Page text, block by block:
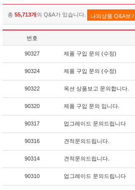
총 55,713개의 Q&A가 있습니다. 나의상품 Q&A보
번호
90327 제품 구입 문의 (수정)
90324 제품 구입 문의 (수정)
90322 옥션 상품보고 문의합니다.
90320 제품 구입 문의 입니다.
90317 업그레이드 문의드립니다
90316 견적문의드립니다.
90314 견적문의드립니다.
90310 업그레이드 문의드립니다